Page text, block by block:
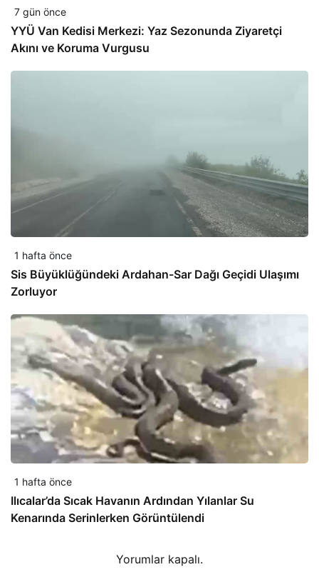
7 gün önce
YYÜ Van Kedisi Merkezi: Yaz Sezonunda Ziyaretçi
Akını ve Koruma Vurgusu
1 hafta önce
Sis Büyüklüğündeki Ardahan-Sar Dağı Geçidi Ulaşımı
Zorluyor
1 hafta önce
Ilıcalar’da Sıcak Havanın Ardından Yılanlar Su
Kenarında Serinlerken Görüntülendi
Yorumlar kapalı.